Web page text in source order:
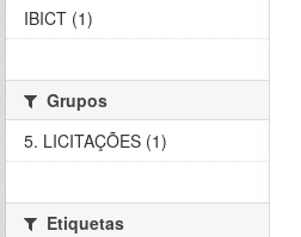
IBICT (1)
Grupos
5. LICITAÇÕES (1)
Etiquetas